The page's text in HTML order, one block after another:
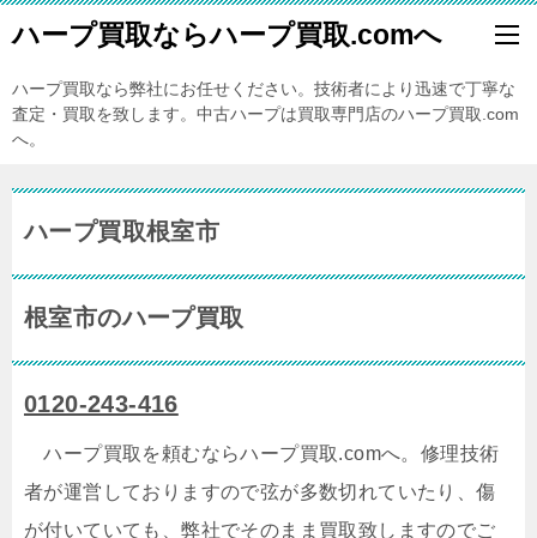
ハープ買取ならハープ買取.comへ
ハープ買取なら弊社にお任せください。技術者により迅速で丁寧な
査定・買取を致します。中古ハープは買取専門店のハープ買取.com
へ。
ハープ買取根室市
根室市のハープ買取
0120-243-416
ハープ買取を頼むならハープ買取.comへ。修理技術
者が運営しておりますので弦が多数切れていたり、傷
が付いていても、弊社でそのまま買取致しますのでご